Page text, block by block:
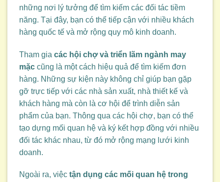
những nơi lý tưởng để tìm kiếm các đối tác tiềm
năng. Tại đây, bạn có thể tiếp cận với nhiều khách
hàng quốc tế và mở rộng quy mô kinh doanh.
Tham gia các hội chợ và triển lãm ngành may
mặc cũng là một cách hiệu quả để tìm kiếm đơn
hàng. Những sự kiện này không chỉ giúp bạn gặp
gỡ trực tiếp với các nhà sản xuất, nhà thiết kế và
khách hàng mà còn là cơ hội để trình diễn sản
phẩm của bạn. Thông qua các hội chợ, bạn có thể
tạo dựng mối quan hệ và ký kết hợp đồng với nhiều
đối tác khác nhau, từ đó mở rộng mạng lưới kinh
doanh.
Ngoài ra, việc tận dụng các mối quan hệ trong